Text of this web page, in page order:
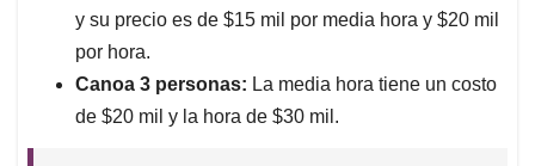
y su precio es de $15 mil por media hora y $20 mil
por hora.
Canoa 3 personas: La media hora tiene un costo
de $20 mil y la hora de $30 mil.